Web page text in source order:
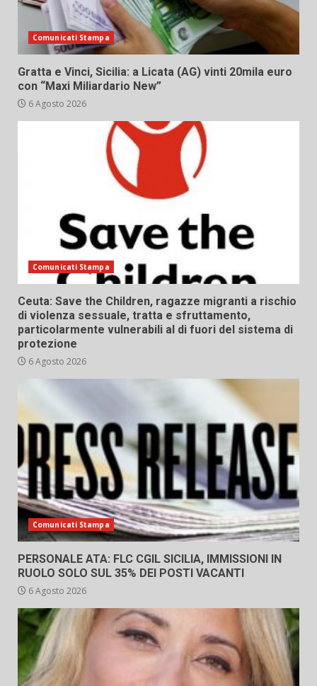
Comunicati Stampa
Gratta e Vinci, Sicilia: a Licata (AG) vinti 20mila euro
con “Maxi Miliardario New”
6 Agosto 2026
Comunicati Stampa
Ceuta: Save the Children, ragazze migranti a rischio
di violenza sessuale, tratta e sfruttamento,
particolarmente vulnerabili al di fuori del sistema di
protezione
6 Agosto 2026
Comunicati Stampa
PERSONALE ATA: FLC CGIL SICILIA, IMMISSIONI IN
RUOLO SOLO SUL 35% DEI POSTI VACANTI
6 Agosto 2026